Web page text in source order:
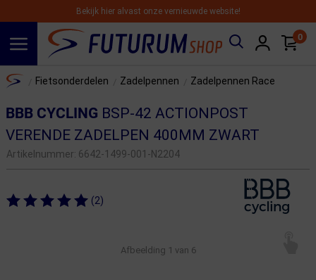
Bekijk hier alvast onze vernieuwde website!
0
Home Fietsonderdelen Zadelpennen Zadelpennen Race
BBB CYCLING BSP-42 ACTIONPOST
VERENDE ZADELPEN 400MM ZWART
Artikelnummer: 6642-1499-001-N2204
(2)
Afbeelding 1 van 6